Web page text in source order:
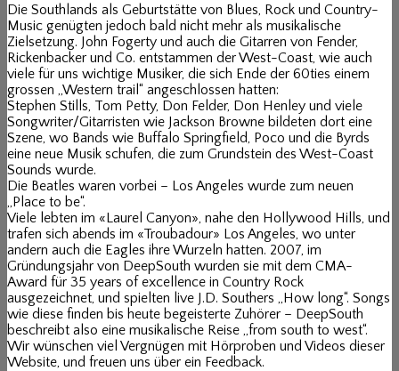
Die Southlands als Geburtstätte von Blues, Rock und Country-
Music genügten jedoch bald nicht mehr als musikalische
Zielsetzung. John Fogerty und auch die Gitarren von Fender,
Rickenbacker und Co. entstammen der West-Coast, wie auch
viele für uns wichtige Musiker, die sich Ende der 60ties einem
grossen „Western trail“ angeschlossen hatten:
Stephen Stills, Tom Petty, Don Felder, Don Henley und viele
Songwriter/Gitarristen wie Jackson Browne bildeten dort eine
Szene, wo Bands wie Buffalo Springfield, Poco und die Byrds
eine neue Musik schufen, die zum Grundstein des West-Coast
Sounds wurde.
Die Beatles waren vorbei – Los Angeles wurde zum neuen
„Place to be“.
Viele lebten im «Laurel Canyon», nahe den Hollywood Hills, und
trafen sich abends im «Troubadour» Los Angeles, wo unter
andern auch die Eagles ihre Wurzeln hatten. 2007, im
Gründungsjahr von DeepSouth wurden sie mit dem CMA-
Award für 35 years of excellence in Country Rock
ausgezeichnet, und spielten live J.D. Southers „How long“. Songs
wie diese finden bis heute begeisterte Zuhörer – DeepSouth
beschreibt also eine musikalische Reise „from south to west“.
Wir wünschen viel Vergnügen mit Hörproben und Videos dieser
Website, und freuen uns über ein Feedback.